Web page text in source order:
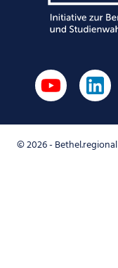
© 2026 - Bethel.regional